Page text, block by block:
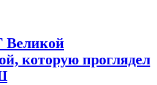
Великой
которую проглядел